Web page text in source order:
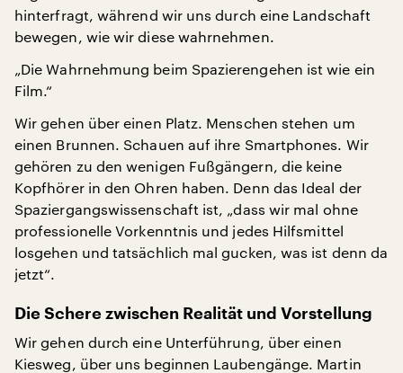
hinterfragt, während wir uns durch eine Landschaft
bewegen, wie wir diese wahrnehmen.
„Die Wahrnehmung beim Spazierengehen ist wie ein
Film.“
Wir gehen über einen Platz. Menschen stehen um
einen Brunnen. Schauen auf ihre Smartphones. Wir
gehören zu den wenigen Fußgängern, die keine
Kopfhörer in den Ohren haben. Denn das Ideal der
Spaziergangswissenschaft ist, „dass wir mal ohne
professionelle Vorkenntnis und jedes Hilfsmittel
losgehen und tatsächlich mal gucken, was ist denn da
jetzt“.
Die Schere zwischen Realität und Vorstellung
Wir gehen durch eine Unterführung, über einen
Kiesweg, über uns beginnen Laubengänge. Martin